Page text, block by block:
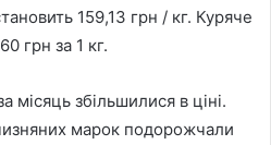
159,13 грн / кг. Куряче
грн за 1 кг.
місяць збільшилися в ціні.
марок подорожчали